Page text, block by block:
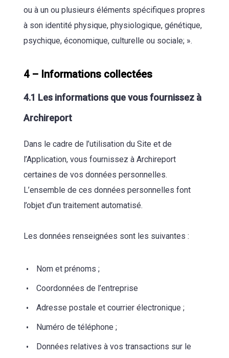
ou à un ou plusieurs éléments spécifiques propres
à son identité physique, physiologique, génétique,
psychique, économique, culturelle ou sociale; ».
4 – Informations collectées
4.1 Les informations que vous fournissez à
Archireport
Dans le cadre de l’utilisation du Site et de
l’Application, vous fournissez à Archireport
certaines de vos données personnelles.
L’ensemble de ces données personnelles font
l’objet d’un traitement automatisé.
Les données renseignées sont les suivantes :
Nom et prénoms ;
Coordonnées de l’entreprise
Adresse postale et courrier électronique ;
Numéro de téléphone ;
Données relatives à vos transactions sur le